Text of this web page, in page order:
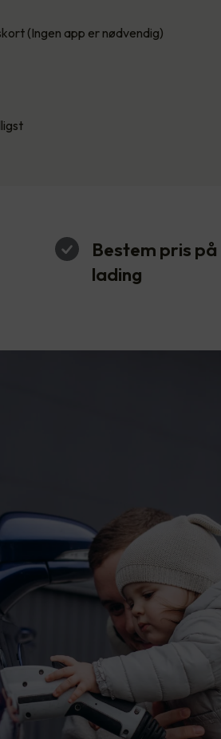
(Ingen app er nødvendig)
Bestem pris på
lading